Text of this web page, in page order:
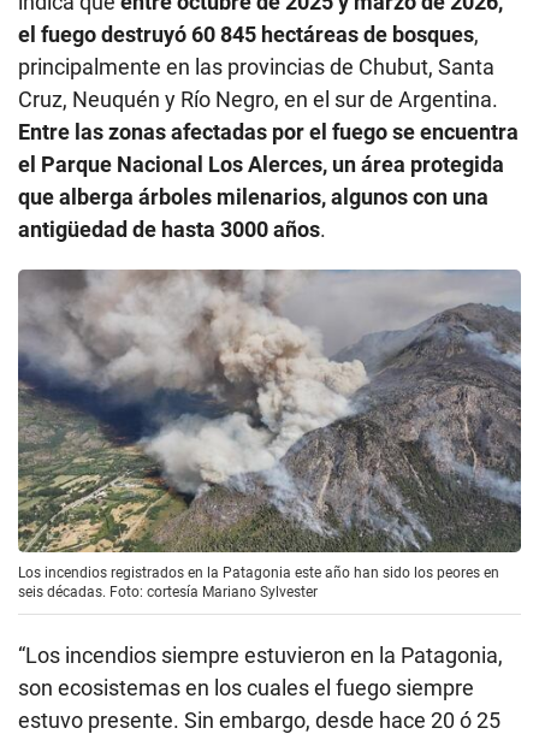
el fuego destruyó 60 845 hectáreas de bosques,
principalmente en las provincias de Chubut, Santa
Cruz, Neuquén y Río Negro, en el sur de Argentina.
Entre las zonas afectadas por el fuego se encuentra
el Parque Nacional Los Alerces, un área protegida
que alberga árboles milenarios, algunos con una
antigüedad de hasta 3000 años.
Los incendios registrados en la Patagonia este año han sido los peores en
seis décadas. Foto: cortesía Mariano Sylvester
“Los incendios siempre estuvieron en la Patagonia,
son ecosistemas en los cuales el fuego siempre
estuvo presente. Sin embargo, desde hace 20 ó 25